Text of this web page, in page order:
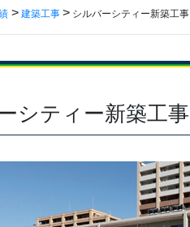
建築工事 シルバーシティー新築工事
シティー新築工事